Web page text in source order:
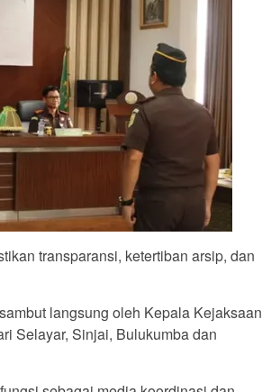
transparansi, ketertiban arsip, dan
langsung oleh Kepala Kejaksaan
Selayar, Sinjai, Bulukumba dan